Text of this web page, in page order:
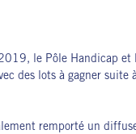
le Pôle Handicap et
des lots à gagner
remporté un